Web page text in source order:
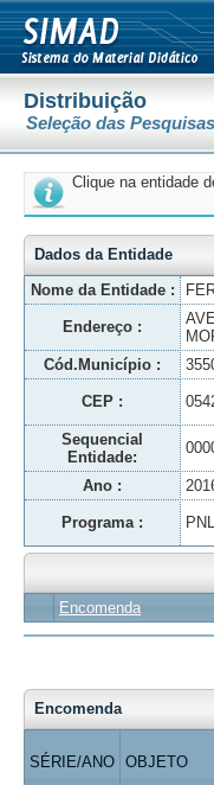
Distribuição
Seleção das Pesquisas
Clique na entidade
Dados da Entidade
Nome da Entidade :
Endereço :
Cód.Município :
CEP :
Sequencial
Entidade:
Ano :
Programa :
Encomenda
Encomenda
SÉRIE/ANO OBJETO